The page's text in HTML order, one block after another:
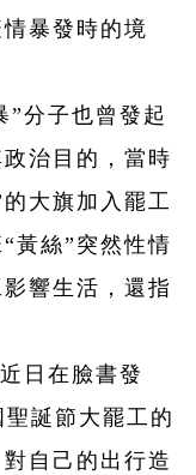
暴發時的境
”分子也曾發起
治目的，當時
大旗加入罷工
黃絲”突然性情
響生活，還指
日在臉書發
誕節大罷工的
自己的出行造